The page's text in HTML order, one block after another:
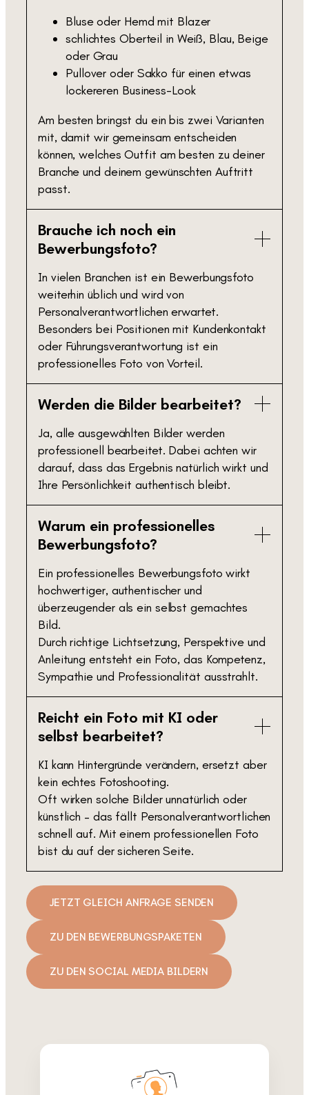
Bluse oder Hemd mit Blazer
schlichtes Oberteil in Weiß, Blau, Beige
oder Grau
Pullover oder Sakko für einen etwas
lockereren Business-Look
Am besten bringst du ein bis zwei Varianten
mit, damit wir gemeinsam entscheiden
können, welches Outfit am besten zu deiner
Branche und deinem gewünschten Auftritt
passt.
Brauche ich noch ein
Bewerbungsfoto?
In vielen Branchen ist ein Bewerbungsfoto
weiterhin üblich und wird von
Personalverantwortlichen erwartet.
Besonders bei Positionen mit Kundenkontakt
oder Führungsverantwortung ist ein
professionelles Foto von Vorteil.
Werden die Bilder bearbeitet?
Ja, alle ausgewählten Bilder werden
professionell bearbeitet. Dabei achten wir
darauf, dass das Ergebnis natürlich wirkt und
Ihre Persönlichkeit authentisch bleibt.
Warum ein professionelles
Bewerbungsfoto?
Ein professionelles Bewerbungsfoto wirkt
hochwertiger, authentischer und
überzeugender als ein selbst gemachtes
Bild.
Durch richtige Lichtsetzung, Perspektive und
Anleitung entsteht ein Foto, das Kompetenz,
Sympathie und Professionalität ausstrahlt.
Reicht ein Foto mit KI oder
selbst bearbeitet?
KI kann Hintergründe verändern, ersetzt aber
kein echtes Fotoshooting.
Oft wirken solche Bilder unnatürlich oder
künstlich – das fällt Personalverantwortlichen
schnell auf. Mit einem professionellen Foto
bist du auf der sicheren Seite.
JETZT GLEICH ANFRAGE SENDEN
ZU DEN BEWERBUNGSPAKETEN
ZU DEN SOCIAL MEDIA BILDERN